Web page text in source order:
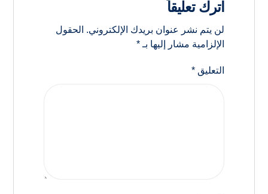
اترك تعليقاً
لن يتم نشر عنوان بريدك الإلكتروني. الحقول
الإلزامية مشار إليها بـ*
التعليق*